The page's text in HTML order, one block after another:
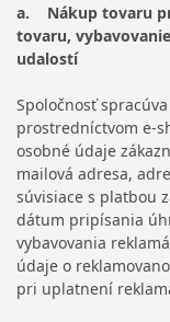
a. Nákup tovaru
tovaru,
udalostí
Spoločnosť
prostredníctvom e-
osobné údaje
mailová adresa,
súvisiace s platbou
dátum pripísania
vybavovania
údaje o
pri uplatnení